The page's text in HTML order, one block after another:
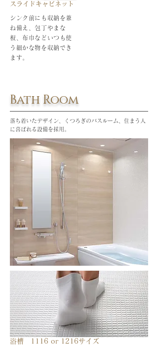
スライドキャビネット
シンク前にも収納を兼
ね備え、包丁やまな
板、布巾などいつも使
う細かな物を収納でき
ます。
Bath Room
落ち着いたデザイン、くつろぎのバスルーム、住まう人
に喜ばれる設備を採用。
浴槽 1116 or 1216サイズ